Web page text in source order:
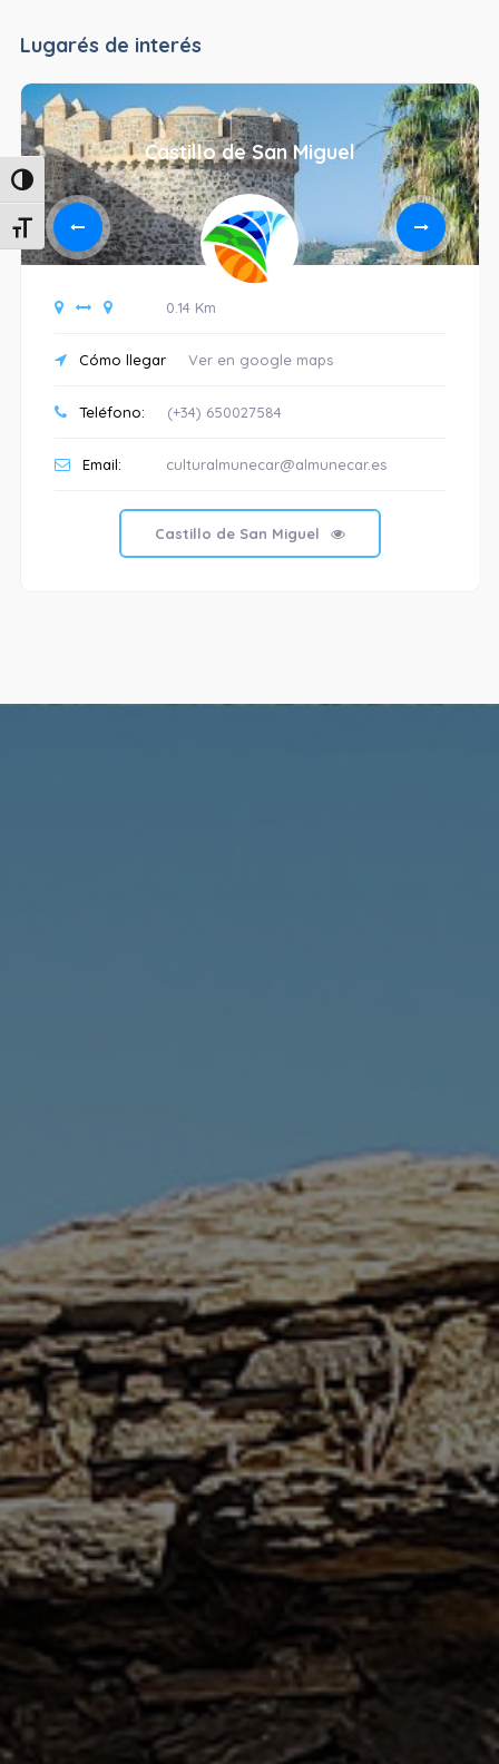
Alternar alto contraste
Alternar tamaño de letra
Lugarés de interés
Castillo de San Miguel
0.14 Km
Cómo llegar Ver en google maps
Teléfono: (+34) 650027584
Email: culturalmunecar@almunecar.es
Castillo de San Miguel